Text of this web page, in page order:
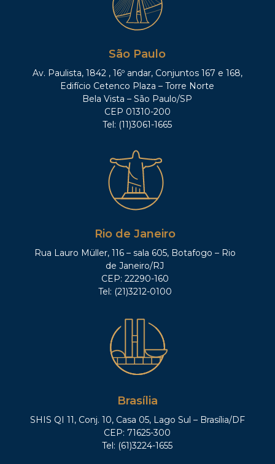
São Paulo
Av. Paulista, 1842 , 16º andar, Conjuntos 167 e 168,
Edifício Cetenco Plaza – Torre Norte
Bela Vista – São Paulo/SP
CEP 01310-200
Tel: (11)3061-1665
Rio de Janeiro
Rua Lauro Müller, 116 – sala 605, Botafogo – Rio
de Janeiro/RJ
CEP: 22290-160
Tel: (21)3212-0100
Brasília
SHIS QI 11, Conj. 10, Casa 05, Lago Sul – Brasília/DF
CEP: 71625-300
Tel: (61)3224-1655